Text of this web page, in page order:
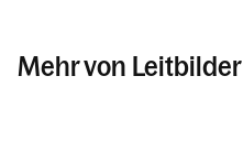
Mehr von Leitbilder